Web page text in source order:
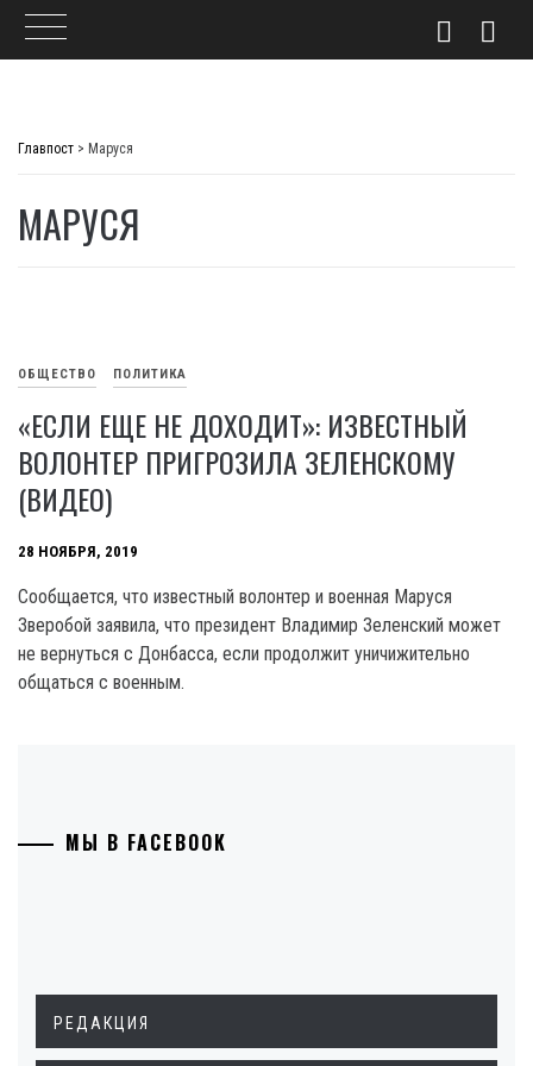
Главпост > Маруся
МАРУСЯ
ОБЩЕСТВО ПОЛИТИКА
«ЕСЛИ ЕЩЕ НЕ ДОХОДИТ»: ИЗВЕСТНЫЙ
ВОЛОНТЕР ПРИГРОЗИЛА ЗЕЛЕНСКОМУ
(ВИДЕО)
28 НОЯБРЯ, 2019
Сообщается, что известный волонтер и военная Маруся
Зверобой заявила, что президент Владимир Зеленский может
не вернуться с Донбасса, если продолжит уничижительно
общаться с военным.
МЫ В FACEBOOK
РЕДАКЦИЯ